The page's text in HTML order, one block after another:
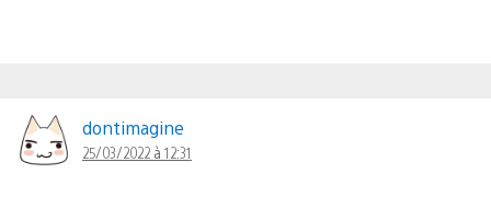
dontimagine
25/03/2022 à 12:31